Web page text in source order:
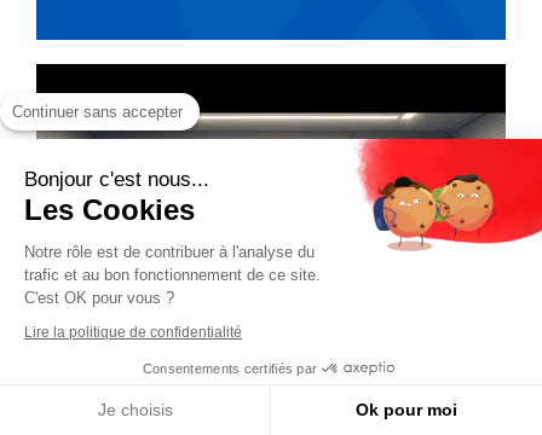
Continuer sans accepter
Bonjour c'est nous...
Les Cookies
Notre rôle est de contribuer à l'analyse du
trafic et au bon fonctionnement de ce site.
C'est OK pour vous ?
Lire la politique de confidentialité
Consentements certifiés par
Je choisis Ok pour moi